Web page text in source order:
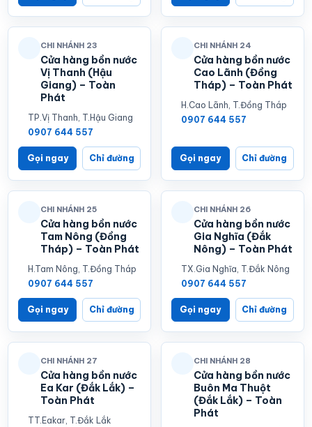
CHI NHÁNH 23
Cửa hàng bồn nước
Vị Thanh (Hậu
Giang) – Toàn
Phát
TP.Vị Thanh, T.Hậu Giang
0907 644 557
Gọi ngay Chỉ đường
CHI NHÁNH 24
Cửa hàng bồn nước
Cao Lãnh (Đồng
Tháp) – Toàn Phát
H.Cao Lãnh, T.Đồng Tháp
0907 644 557
Gọi ngay Chỉ đường
CHI NHÁNH 25
Cửa hàng bồn nước
Tam Nông (Đồng
Tháp) – Toàn Phát
H.Tam Nông, T.Đồng Tháp
0907 644 557
Gọi ngay Chỉ đường
CHI NHÁNH 26
Cửa hàng bồn nước
Gia Nghĩa (Đắk
Nông) – Toàn Phát
TX.Gia Nghĩa, T.Đắk Nông
0907 644 557
Gọi ngay Chỉ đường
CHI NHÁNH 27
Cửa hàng bồn nước
Ea Kar (Đắk Lắk) –
Toàn Phát
TT.Eakar, T.Đắk Lắk
CHI NHÁNH 28
Cửa hàng bồn nước
Buôn Ma Thuột
(Đắk Lắk) – Toàn
Phát